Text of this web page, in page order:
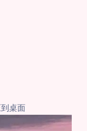
桌面